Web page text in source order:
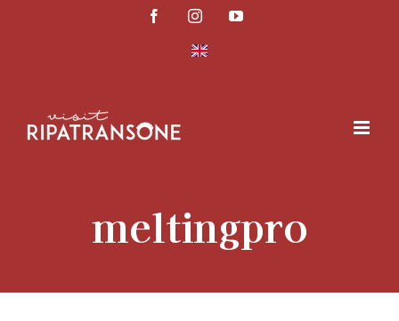
FacebookInstagramYouTube
meltingpro